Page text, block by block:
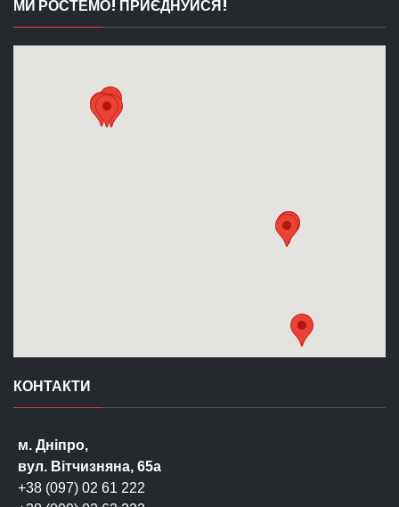
МИ РОСТЕМО! ПРИЄДНУЙСЯ!
КОНТАКТИ
м. Дніпро,
вул. Вітчизняна, 65а
+38 (097) 02 61 222